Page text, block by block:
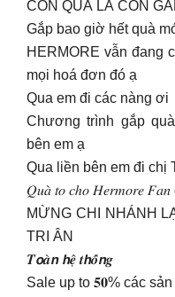
CÒN QUÀ LÀ CÒN
Gắp bao giờ hết quà
HERMORE vẫn đang
mọi hoá đơn đó ạ
Qua em đi các nàng ơi
Chương trình gắp
bên em ạ
Qua liền bên em đi chị
𝑄𝑢𝑎̀ 𝑡𝑜 𝑐ℎ𝑜 𝐻𝑒𝑟𝑚𝑜𝑟𝑒 𝐹𝑎𝑛
MỪNG CHI NHÁNH
TRI ÂN
𝑻𝙤𝒂̀𝙣 𝙝𝒆̣̂ 𝒕𝙝𝒐̂́𝙣𝒈
Sale up to 𝟓𝟎% các sản